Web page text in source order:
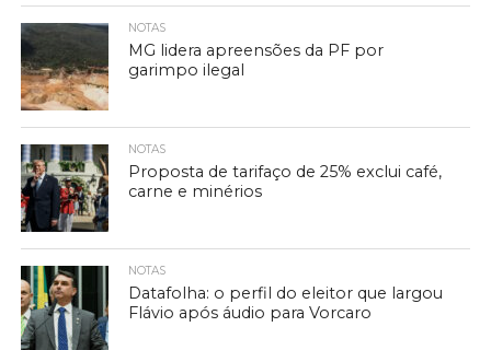
NOTAS
MG lidera apreensões da PF por
garimpo ilegal
NOTAS
Proposta de tarifaço de 25% exclui café,
carne e minérios
NOTAS
Datafolha: o perfil do eleitor que largou
Flávio após áudio para Vorcaro